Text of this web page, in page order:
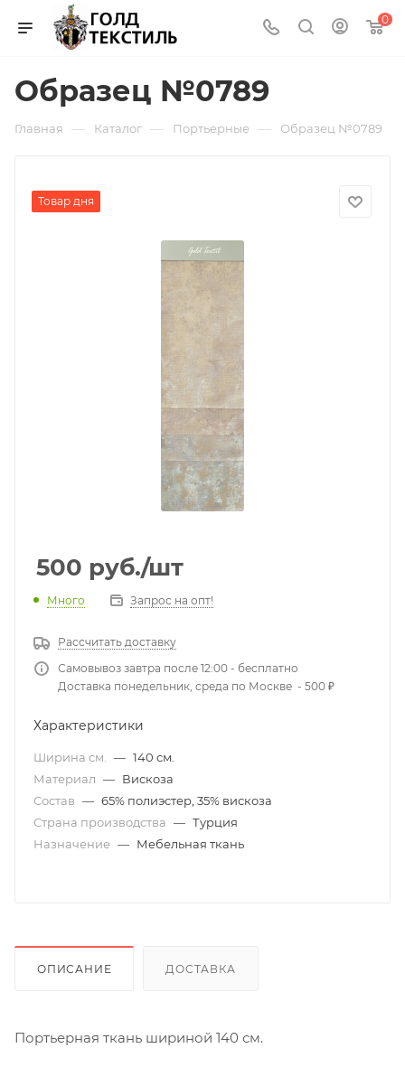
0
Образец №0789
Главная — Каталог — Портьерные — Образец №0789
Товар дня
500 руб./шт
Много Запрос на опт!
Рассчитать доставку
Самовывоз завтра после 12:00 - бесплатно
Доставка понедельник, среда по Москве - 500 ₽
Характеристики
Ширина см. — 140 см.
Материал — Вискоза
Состав — 65% полиэстер, 35% вискоза
Страна производства — Турция
Назначение — Мебельная ткань
ОПИСАНИЕ ДОСТАВКА
Портьерная ткань шириной 140 см.